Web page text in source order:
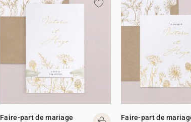
Faire-part de mariage Faire-part de